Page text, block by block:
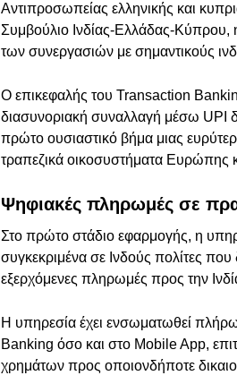
Αντιπροσωπείας ελληνικής και
Συμβούλιο Ινδίας-Ελλάδας-Κύπρου,
των συνεργασιών με σημαντικούς
Ο επικεφαλής του Transaction
διασυνοριακή συναλλαγή μέσω UPI
πρώτο ουσιαστικό βήμα μιας
τραπεζικά οικοσυστήματα Ευρώπης
Ψηφιακές πληρωμές σε
Στο πρώτο στάδιο εφαρμογής, η
συγκεκριμένα σε Ινδούς πολίτες
εξερχόμενες πληρωμές προς την
Η υπηρεσία έχει ενσωματωθεί
Banking όσο και στο Mobile App,
χρημάτων προς οποιονδήποτε